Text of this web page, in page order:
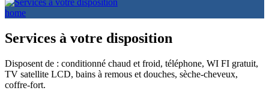
home
Services à votre disposition
Disposent de : conditionné chaud et froid, téléphone, WI FI gratuit,
TV satellite LCD, bains à remous et douches, sèche-cheveux,
coffre-fort.